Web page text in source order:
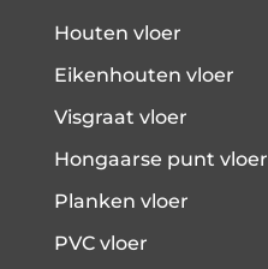
Houten vloer
Eikenhouten vloer
Visgraat vloer
Hongaarse punt vloer
Planken vloer
PVC vloer